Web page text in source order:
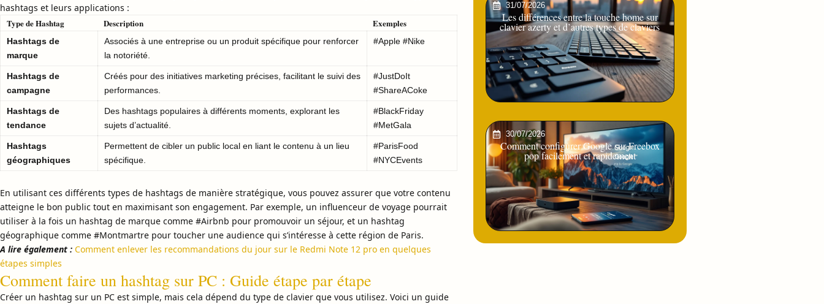
hashtags et leurs applications :
Type de Hashtag
Description Exemples
Hashtags de
marque
Associés à une entreprise ou un produit spécifique pour renforcer
la notoriété.
#Apple #Nike
Hashtags de
campagne
Créés pour des initiatives marketing précises, facilitant le suivi des
performances.
#JustDoIt
#ShareACoke
Hashtags de
tendance
Des hashtags populaires à différents moments, explorant les
sujets d’actualité.
#BlackFriday
#MetGala
Hashtags
géographiques
Permettent de cibler un public local en liant le contenu à un lieu
spécifique.
#ParisFood
#NYCEvents
En utilisant ces différents types de hashtags de manière stratégique, vous pouvez assurer que votre contenu
atteigne le bon public tout en maximisant son engagement. Par exemple, un influenceur de voyage pourrait
utiliser à la fois un hashtag de marque comme #Airbnb pour promouvoir un séjour, et un hashtag
géographique comme #Montmartre pour toucher une audience qui s’intéresse à cette région de Paris.
A lire également : Comment enlever les recommandations du jour sur le Redmi Note 12 pro en quelques
étapes simples
Comment faire un hashtag sur PC : Guide étape par étape
Créer un hashtag sur un PC est simple, mais cela dépend du type de clavier que vous utilisez. Voici un guide
31/07/2026
Les différences entre la touche home sur
clavier azerty et d’autres types de claviers
30/07/2026
Comment configurer Google sur Freebox
pop facilement et rapidement